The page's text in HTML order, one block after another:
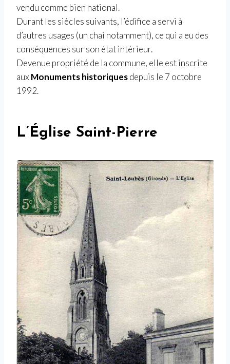
vendu comme bien national.
Durant les siècles suivants, l’édifice a servi à
d’autres usages (un chai notamment), ce qui a eu des
conséquences sur son état intérieur.
Devenue propriété de la commune, elle est inscrite
auxMonuments historiquesdepuis le 7 octobre
1992.
L’Église Saint-Pierre